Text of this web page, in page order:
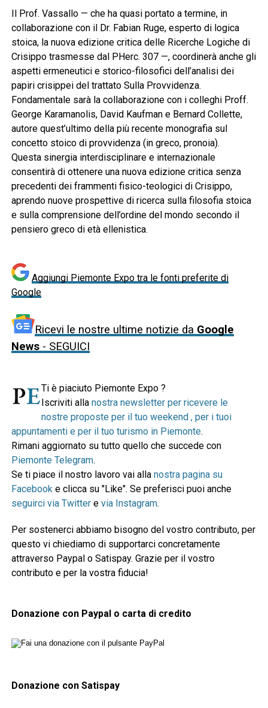
Il Prof. Vassallo — che ha quasi portato a termine, in
collaborazione con il Dr. Fabian Ruge, esperto di logica
stoica, la nuova edizione critica delle Ricerche Logiche di
Crisippo trasmesse dal PHerc. 307 —, coordinerà anche gli
aspetti ermeneutici e storico-filosofici dell’analisi dei
papiri crisippei del trattato Sulla Provvidenza.
Fondamentale sarà la collaborazione con i colleghi Proff.
George Karamanolis, David Kaufman e Bernard Collette,
autore quest’ultimo della più recente monografia sul
concetto stoico di provvidenza (in greco, pronoia).
Questa sinergia interdisciplinare e internazionale
consentirà di ottenere una nuova edizione critica senza
precedenti dei frammenti fisico-teologici di Crisippo,
aprendo nuove prospettive di ricerca sulla filosofia stoica
e sulla comprensione dell’ordine del mondo secondo il
pensiero greco di età ellenistica.
Aggiungi Piemonte Expo tra le fonti preferite di
Google
Ricevi le nostre ultime notizie da Google
News- SEGUICI
Ti è piaciuto Piemonte Expo ?
Iscriviti alla nostra newsletter per ricevere le
nostre proposte per il tuo weekend , per i tuoi
appuntamenti e per il tuo turismo in Piemonte.
Rimani aggiornato su tutto quello che succede con
Piemonte Telegram.
Se ti piace il nostro lavoro vai alla nostra pagina su
Facebooke clicca su "Like". Se preferisci puoi anche
seguirci via Twittere via Instagram.
Per sostenerci abbiamo bisogno del vostro contributo, per
questo vi chiediamo di supportarci concretamente
attraverso Paypal o Satispay. Grazie per il vostro
contributo e per la vostra fiducia!
Donazione con Paypal o carta di credito
Donazione con Satispay